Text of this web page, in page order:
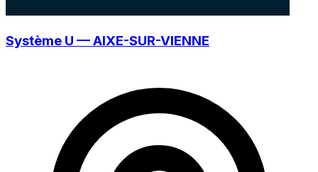
Système U — AIXE-SUR-VIENNE